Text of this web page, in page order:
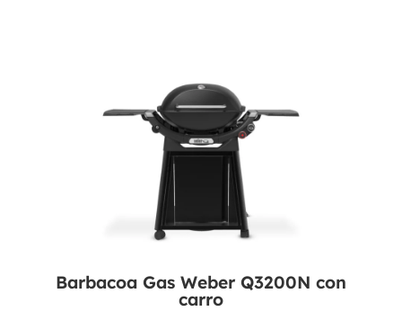
Barbacoa Gas Weber Q3200N con
carro